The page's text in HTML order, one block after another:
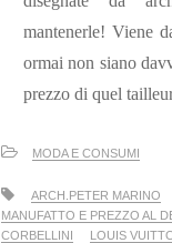
mantenerle! Viene
ormai non siano
prezzo di quel
MODA E CONSUMI
ARCH.PETER MARINO
MANUFATTO E PREZZO AL
CORBELLINI
LOUIS